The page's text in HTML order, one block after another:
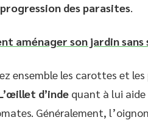
des parasites.
aménager son jardin sans
ensemble les carottes et
d’inde quant à lui aide
Généralement,